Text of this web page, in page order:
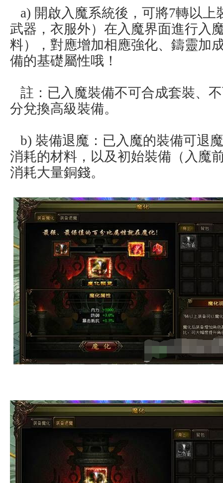
a) 開啟入魔系統後，可將7轉以上
武器，衣服外）在入魔界面進行入
料），對應增加相應強化、鑄靈加
備的基礎屬性哦！
註：已入魔裝備不可合成套裝、
分兌換高級裝備。
b) 裝備退魔：已入魔的裝備可退
消耗的材料，以及初始裝備（入魔
消耗大量銅錢。